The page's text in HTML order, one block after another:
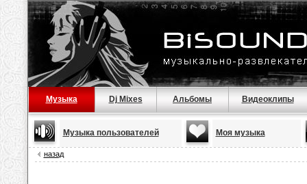
Музыка Dj Mixes Альбомы Видеоклипы
Музыка пользователей Моя музыка
назад